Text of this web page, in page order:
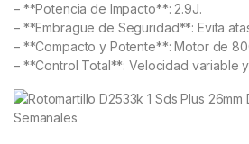
– **Potencia de Impacto**: 2.9J.
– **Embrague de Seguridad**: Evita
– **Compacto y Potente**: Motor de
– **Control Total**: Velocidad variable